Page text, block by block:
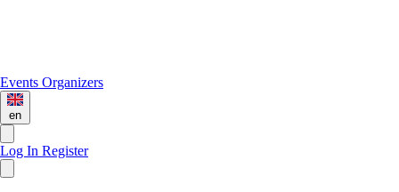
Events Organizers
en
Log In Register